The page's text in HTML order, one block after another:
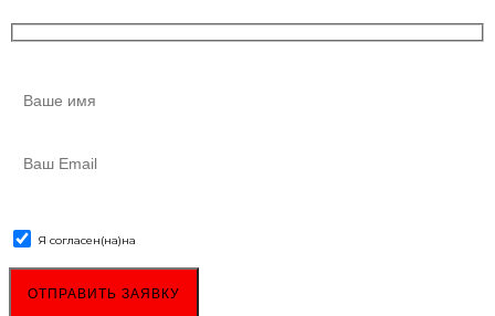
Я согласен(на)на